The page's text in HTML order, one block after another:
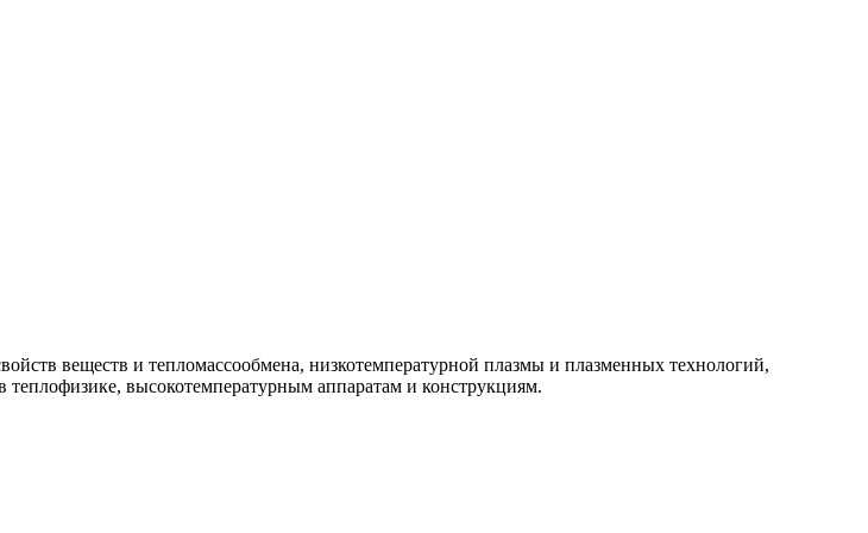
веществ и тепломассообмена, низкотемпературной плазмы и плазменных технологий,
высокотемпературным аппаратам и конструкциям.